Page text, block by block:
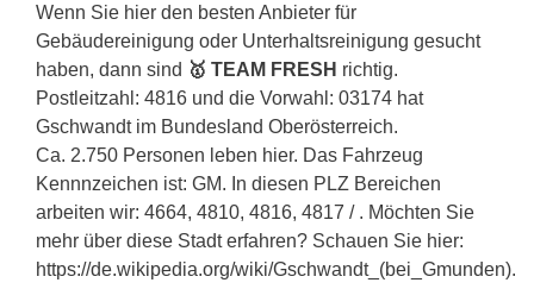
Wenn Sie hier den besten Anbieter für
Gebäudereinigung oder Unterhaltsreinigung gesucht
haben, dann sind 🥇 TEAM FRESH richtig.
Postleitzahl: 4816 und die Vorwahl: 03174 hat
Gschwandt im Bundesland Oberösterreich.
Ca. 2.750 Personen leben hier. Das Fahrzeug
Kennnzeichen ist: GM. In diesen PLZ Bereichen
arbeiten wir: 4664, 4810, 4816, 4817 / . Möchten Sie
mehr über diese Stadt erfahren? Schauen Sie hier:
https://de.wikipedia.org/wiki/Gschwandt_(bei_Gmunden).